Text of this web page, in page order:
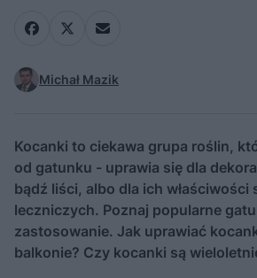
Michał Mazik
Kocanki to ciekawa grupa roślin,
od gatunku - uprawia się dla
bądź liści, albo dla ich właściwości
leczniczych. Poznaj popularne
zastosowanie. Jak uprawiać
balkonie? Czy kocanki są